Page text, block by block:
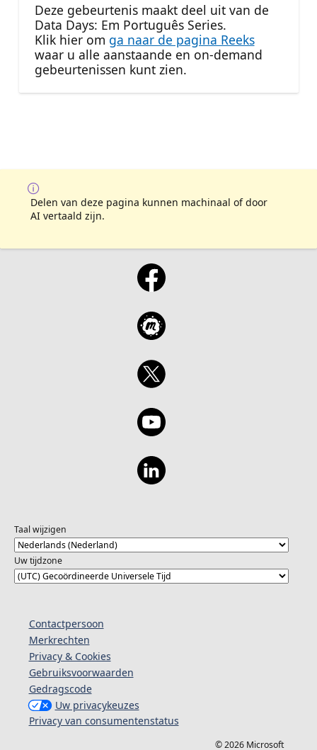
Deze gebeurtenis maakt deel uit van de
Data Days: Em Português Series.
Klik hier om ga naar de pagina Reeks
waar u alle aanstaande en on-demand
gebeurtenissen kunt zien.
Delen van deze pagina kunnen machinaal of door
AI vertaald zijn.
Taal wijzigen
Uw tijdzone
Contactpersoon
Merkrechten
Privacy & Cookies
Gebruiksvoorwaarden
Gedragscode
Uw privacykeuzes
Privacy van consumentenstatus
© 2026 Microsoft